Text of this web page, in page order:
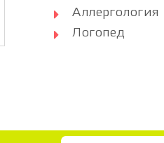
Аллергология
Логопед